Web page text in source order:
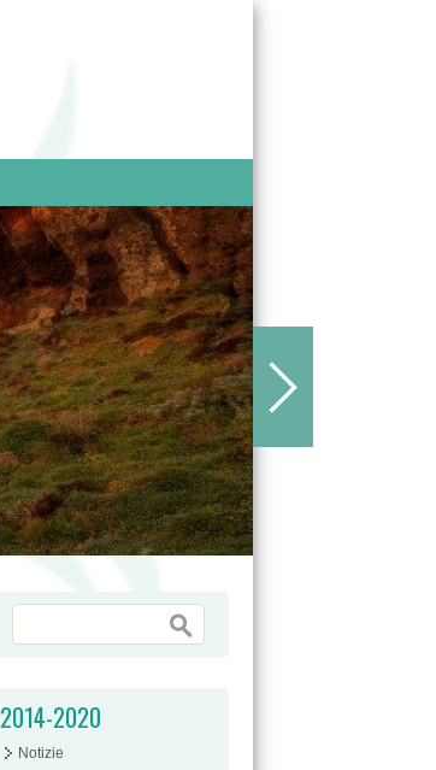
Form di ricerca
2014-2020
Notizie